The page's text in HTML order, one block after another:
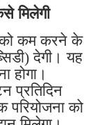
मिलेगी
कम करने के
देगी। यह
होगा।
प्रतिदिन
परियोजना को